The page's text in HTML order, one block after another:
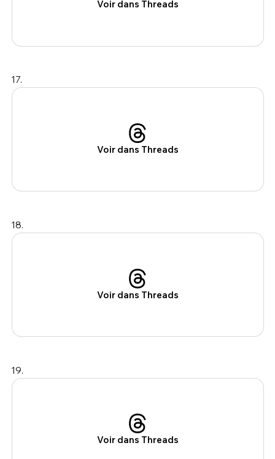
Voir dans Threads
17.
Voir dans Threads
18.
Voir dans Threads
19.
Voir dans Threads